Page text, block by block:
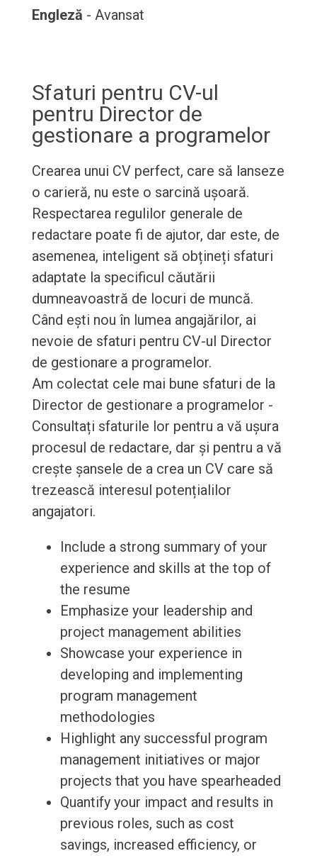
Engleză - Avansat
Sfaturi pentru CV-ul
pentru Director de
gestionare a programelor
Crearea unui CV perfect, care să lanseze
o carieră, nu este o sarcină ușoară.
Respectarea regulilor generale de
redactare poate fi de ajutor, dar este, de
asemenea, inteligent să obțineți sfaturi
adaptate la specificul căutării
dumneavoastră de locuri de muncă.
Când ești nou în lumea angajărilor, ai
nevoie de sfaturi pentru CV-ul Director
de gestionare a programelor.
Am colectat cele mai bune sfaturi de la
Director de gestionare a programelor -
Consultați sfaturile lor pentru a vă ușura
procesul de redactare, dar și pentru a vă
crește șansele de a crea un CV care să
trezească interesul potențialilor
angajatori.
Include a strong summary of your
experience and skills at the top of
the resume
Emphasize your leadership and
project management abilities
Showcase your experience in
developing and implementing
program management
methodologies
Highlight any successful program
management initiatives or major
projects that you have spearheaded
Quantify your impact and results in
previous roles, such as cost
savings, increased efficiency, or